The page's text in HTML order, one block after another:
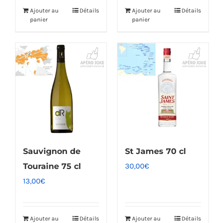
Ajouter au
panier
Détails
Ajouter au
panier
Détails
Sauvignon de
Touraine 75 cl
13,00€
Ajouter au
Détails
St James 70 cl
30,00€
Ajouter au
Détails